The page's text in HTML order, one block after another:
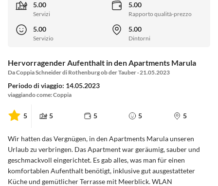
5.00
Servizi
5.00
Rapporto qualità-prezzo
5.00
Servizio
5.00
Dintorni
Hervorragender Aufenthalt in den Apartments Marula
Da Coppia Schneider di Rothenburg ob der Tauber · 21.05.2023
Periodo di viaggio: 14.05.2023
viaggiando come: Coppia
5 5 5 5 5
Wir hatten das Vergnügen, in den Apartments Marula unseren
Urlaub zu verbringen. Das Apartment war geräumig, sauber und
geschmackvoll eingerichtet. Es gab alles, was man für einen
komfortablen Aufenthalt benötigt, inklusive gut ausgestatteter
Küche und gemütlicher Terrasse mit Meerblick. WLAN